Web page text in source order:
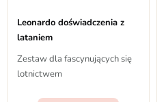
Leonardo doświadczenia z
lataniem
Zestaw dla fascynujących się
lotnictwem